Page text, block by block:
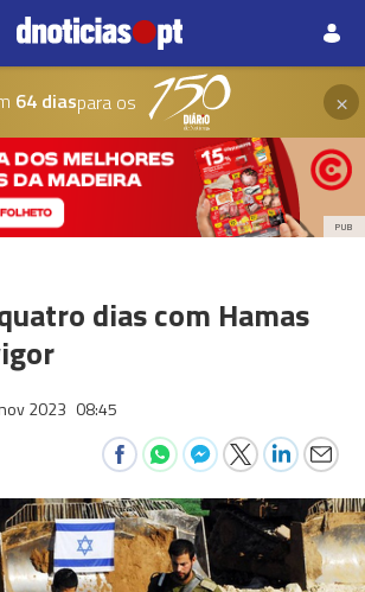
64 diaspara os ×
PUB
dias com Hamas
2023 08:45